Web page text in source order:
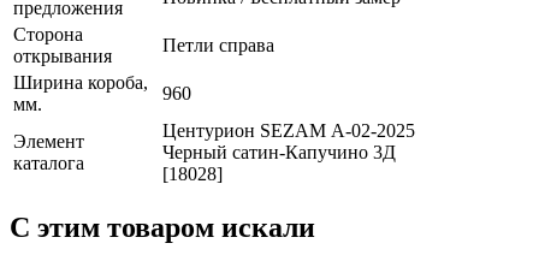
предложения
Сторона
открывания
Петли справа
Ширина короба,
мм.
960
Элемент
каталога
Центурион SEZAM А-02-2025
Черный сатин-Капучино 3Д
[18028]
C этим товаром искали